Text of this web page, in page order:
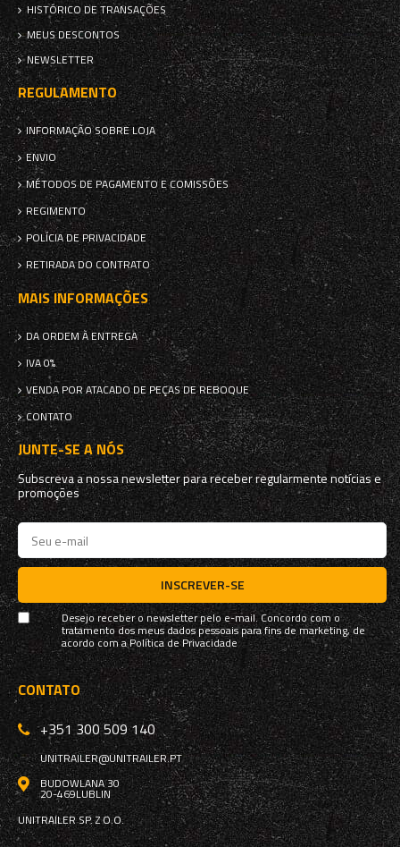
HISTÓRICO DE TRANSAÇÕES
MEUS DESCONTOS
NEWSLETTER
REGULAMENTO
INFORMAÇÃO SOBRE LOJA
ENVIO
MÉTODOS DE PAGAMENTO E COMISSÕES
REGIMENTO
POLÍCIA DE PRIVACIDADE
RETIRADA DO CONTRATO
MAIS INFORMAÇÕES
DA ORDEM À ENTREGA
IVA 0%
VENDA POR ATACADO DE PEÇAS DE REBOQUE
CONTATO
JUNTE-SE A NÓS
Subscreva a nossa newsletter para receber regularmente notícias e
promoções
INSCREVER-SE
Desejo receber o newsletter pelo e-mail. Concordo com o
tratamento dos meus dados pessoais para fins de marketing, de
acordo com aPolítica de Privacidade
CONTATO
+351 300 509 140
UNITRAILER@UNITRAILER.PT
BUDOWLANA 30
20-469LUBLIN
UNITRAILER SP. Z O.O.